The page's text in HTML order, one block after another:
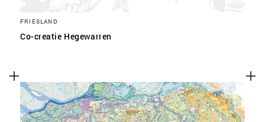
FRIESLAND
Co-creatie Hegewarren